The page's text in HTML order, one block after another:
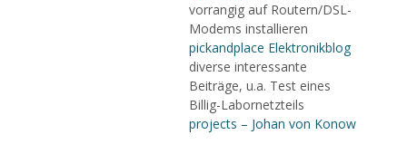
vorrangig auf Routern/DSL-
Modems installieren
pickandplace Elektronikblog
diverse interessante
Beiträge, u.a. Test eines
Billig-Labornetzteils
projects – Johan von Konow